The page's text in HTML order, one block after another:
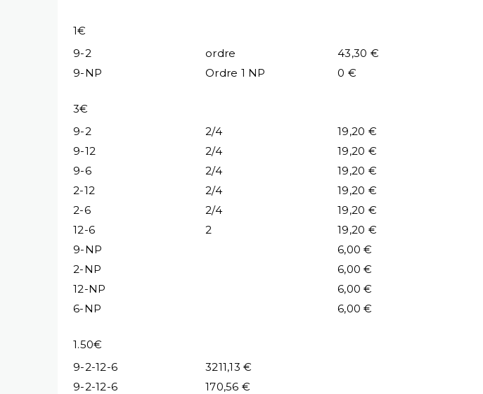
1€
9-2
ordre
43,30 €
9-NP
Ordre 1 NP 0 €
3€
9-2
2/4
19,20 €
9-12
2/4
19,20 €
9-6
2/4
19,20 €
2-12
2/4
19,20 €
2-6
2/4
19,20 €
12-6
2
19,20 €
9-NP
6,00 €
2-NP
6,00 €
12-NP
6,00 €
6-NP
6,00 €
1.50€
9-2-12-6
3211,13 €
9-2-12-6
170,56 €